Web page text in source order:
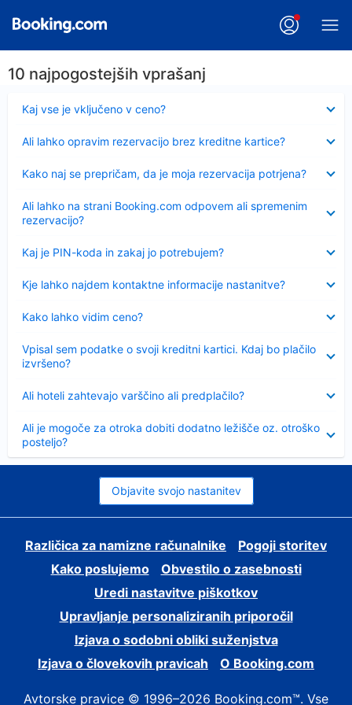
10 najpogostejših vprašanj
Kaj vse je vključeno v ceno?
Ali lahko opravim rezervacijo brez kreditne kartice?
Kako naj se prepričam, da je moja rezervacija potrjena?
Ali lahko na strani Booking.com odpovem ali spremenim
rezervacijo?
Kaj je PIN-koda in zakaj jo potrebujem?
Kje lahko najdem kontaktne informacije nastanitve?
Kako lahko vidim ceno?
Vpisal sem podatke o svoji kreditni kartici. Kdaj bo plačilo
izvršeno?
Ali hoteli zahtevajo varščino ali predplačilo?
Ali je mogoče za otroka dobiti dodatno ležišče oz. otroško
posteljo?
Objavite svojo nastanitev
Različica za namizne računalnike
Pogoji storitev
Kako poslujemo
Obvestilo o zasebnosti
Uredi nastavitve piškotkov
Upravljanje personaliziranih priporočil
Izjava o sodobni obliki suženjstva
Izjava o človekovih pravicah
O Booking.com
Avtorske pravice © 1996–2026 Booking.com™. Vse